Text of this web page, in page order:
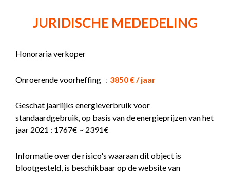
JURIDISCHE MEDEDELING
Honoraria verkoper
Onroerende voorheffing 3850 € / jaar
Geschat jaarlijks energieverbruik voor
standaardgebruik, op basis van de energieprijzen van het
jaar 2021 : 1767€ ~ 2391€
Informatie over de risico's waaraan dit object is
blootgesteld, is beschikbaar op de website van